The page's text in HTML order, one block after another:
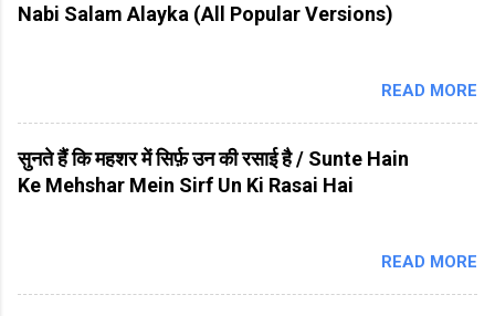
Nabi Salam Alayka (All Popular Versions)
READ MORE
सुनते हैं कि महशर में सिर्फ़ उन की रसाई है / Sunte Hain
Ke Mehshar Mein Sirf Un Ki Rasai Hai
READ MORE